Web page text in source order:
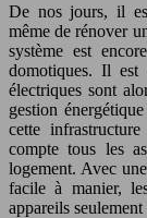
De nos jours, il
même de rénover
système est
domotiques. Il est
électriques sont
gestion
cette
compte tous les
logement. Avec
facile à manier,
appareils